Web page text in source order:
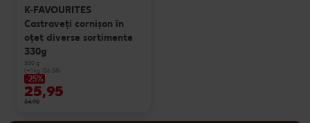
K-FAVOURITES
Castraveţi cornișon în
oţet diverse sortimente
330g
330 g
(=1 kg 136.58)
-25%
25,95
34,90